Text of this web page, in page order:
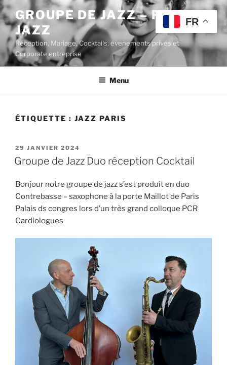
Aller
au
contenu
principal
GROUPE DE JAZZ – POP
JAZZ
Réception, Mariage, Cocktails, évenements privés et
Corporate entreprise
Menu
ÉTIQUETTE : JAZZ PARIS
PUBLIÉ
LE
29 JANVIER 2024
Groupe de Jazz Duo réception Cocktail
Bonjour notre groupe de jazz s’est produit en duo
Contrebasse – saxophone à la porte Maillot de Paris
Palais ds congres lors d’un très grand colloque PCR
Cardiologues
FR